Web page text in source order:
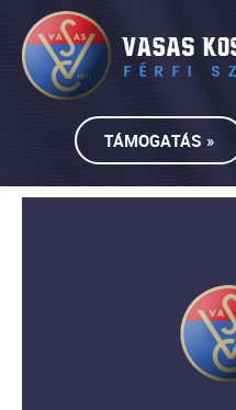
TÁMOGATÁS »